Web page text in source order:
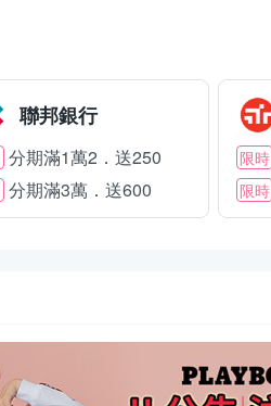
聯邦銀行
分期滿1萬2．送250
分期滿3萬．送600
限時
限時